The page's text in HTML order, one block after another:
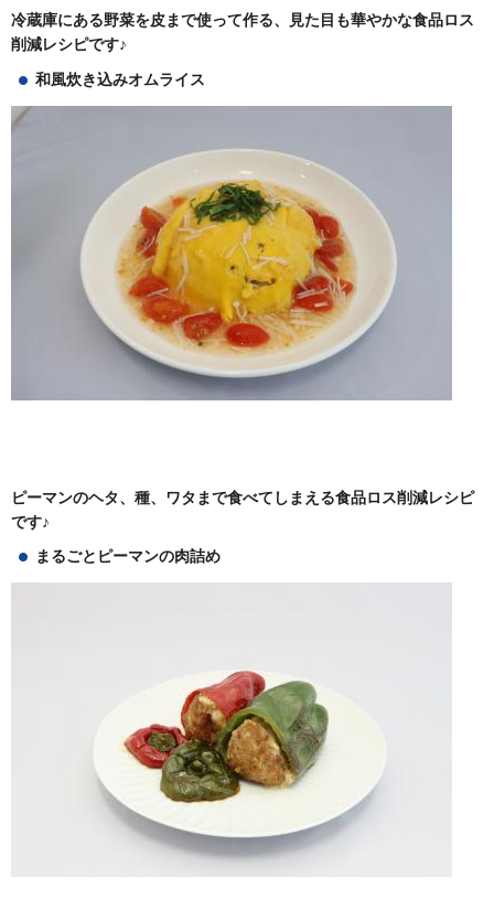
冷蔵庫にある野菜を皮まで使って作る、
見た目も華やかな食品ロス
削減レシピです♪
和風炊き込みオムライス
ピーマンのヘタ、種、ワタまで食べてしまえる食品ロス削減レシピ
です♪
まるごとピーマンの肉詰め